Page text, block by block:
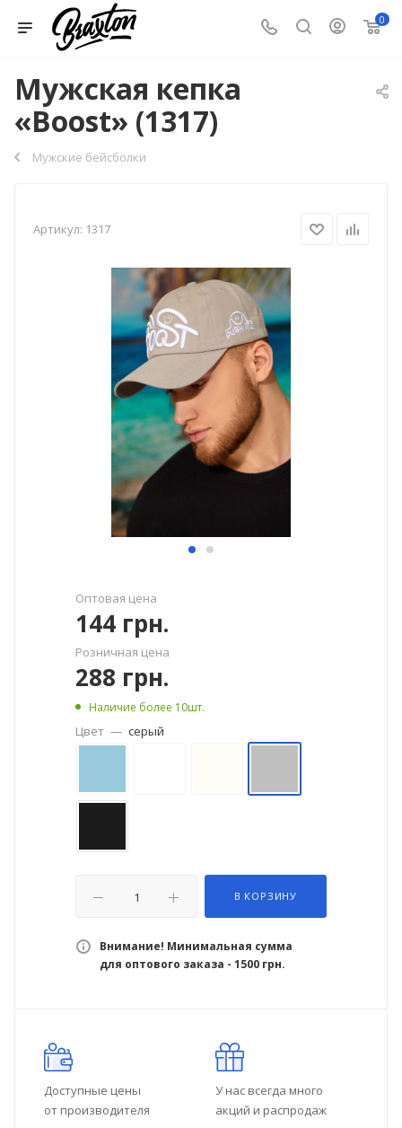
0
Мужская кепка
«Boost» (1317)
Мужские бейсболки
Артикул: 1317
Оптовая цена
144 грн.
Розничная цена
288 грн.
Наличие более 10шт.
Цвет — серый
В КОРЗИНУ
Внимание! Минимальная сумма
для оптового заказа - 1500 грн.
Доступные цены
от производителя
У нас всегда много
акций и распродаж